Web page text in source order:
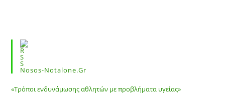
Nosos-Notalone.gr
«Τρόποι ενδυνάμωσης αθλητών με προβλήματα υγείας»